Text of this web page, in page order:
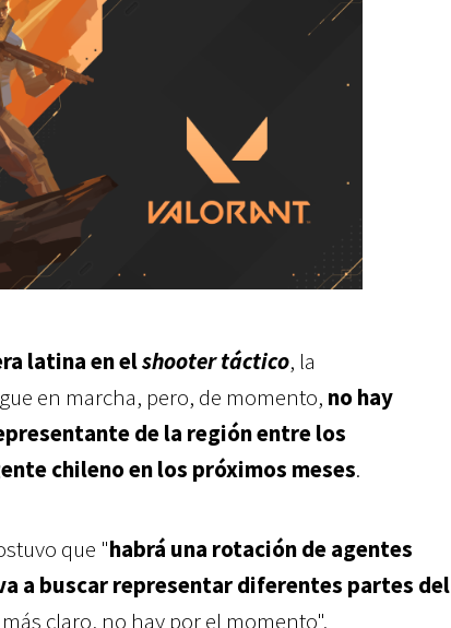
latina en elshooter táctico, la
en marcha, pero, de momento, no hay
de la región entre los
chileno en los próximos meses.
que "habrá una rotación de agentes
a buscar representar diferentes partes del
claro, no hay por el momento".